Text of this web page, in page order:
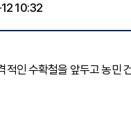
10:32
인 수확철을 앞두고 농민